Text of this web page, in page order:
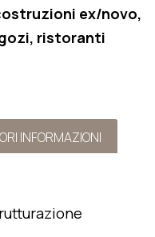
ex/novo,
ristoranti
INFORMAZIONI